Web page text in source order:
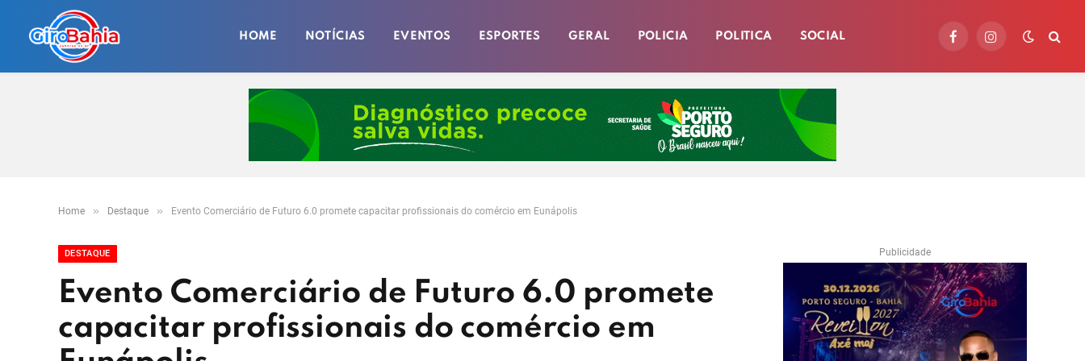
HOME NOTÍCIAS EVENTOS ESPORTES GERAL POLICIA POLITICA SOCIAL
FacebookInstagram
Home » Destaque » Evento Comerciário de Futuro 6.0 promete capacitar profissionais do comércio em Eunápolis
DESTAQUE
Evento Comerciário de Futuro 6.0 promete
capacitar profissionais do comércio em
Publicidade